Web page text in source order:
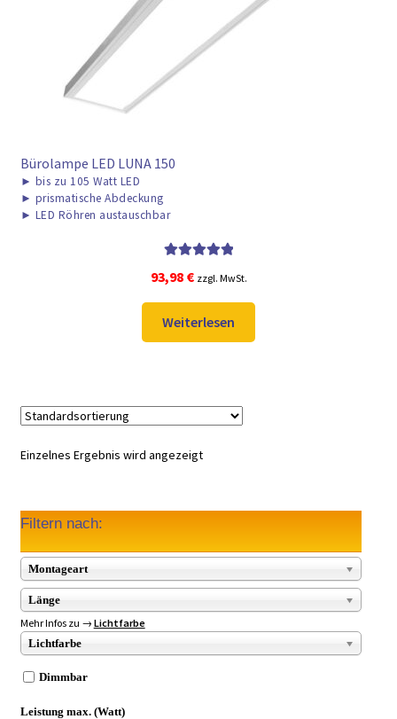
► VERSANDARTEN
Bürolampe LED LUNA 150
► bis zu 105 Watt LED
► prismatische Abdeckung
► LED Röhren austauschbar
von 5
93,98 € zzgl. MwSt.
Weiterlesen
Einzelnes Ergebnis wird angezeigt
Filtern nach:
Montageart
Länge
Mehr Infos zu → Lichtfarbe
Lichtfarbe
Dimmbar
Leistung max. (Watt)